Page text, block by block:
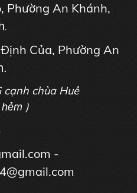
Phường An Khánh,
.
Của, Phường An
cạnh chùa Huê
)
-